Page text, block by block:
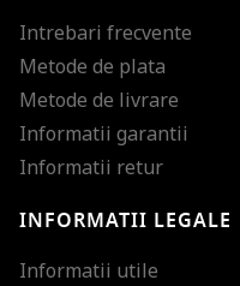
Intrebari frecvente
Metode de plata
Metode de livrare
Informatii garantii
Informatii retur
INFORMATII LEGALE
Informatii utile